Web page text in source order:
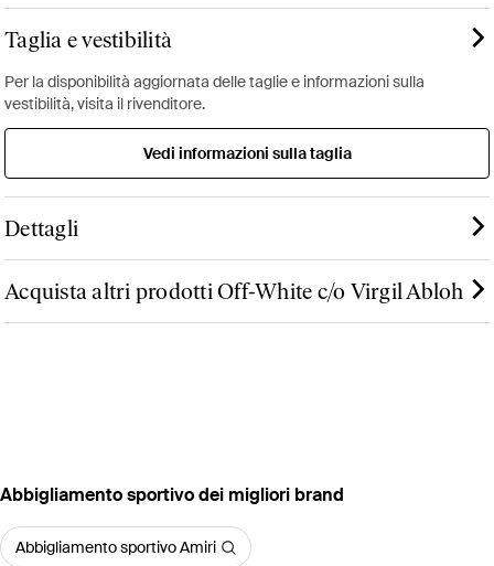
Taglia e vestibilità
Per la disponibilità aggiornata delle taglie e informazioni sulla
vestibilità, visita il rivenditore.
Vedi informazioni sulla taglia
Dettagli
Acquista altri prodotti Off-White c/o Virgil Abloh
‪Abbigliamento sportivo‬ dei migliori brand
Abbigliamento sportivo Amiri